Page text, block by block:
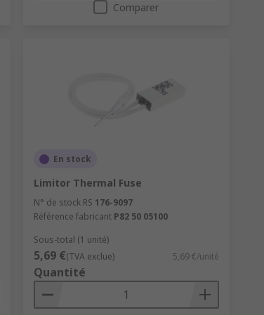
Comparer
En stock
Limitor Thermal Fuse
N° de stock RS 176-9097
Référence fabricant P82 50 05100
Sous-total (1 unité)
5,69 €(TVA exclue) 5,69 €/unité
Quantité